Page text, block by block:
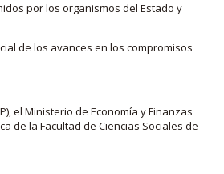
por los organismos del Estado y
de los avances en los compromisos
el Ministerio de Economía y Finanzas
de la Facultad de Ciencias Sociales de